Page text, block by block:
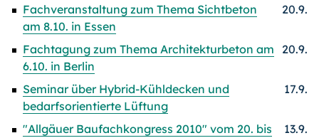
Fachveranstaltung zum Thema Sichtbeton
am 8.10. in Essen
20.9.
Fachtagung zum Thema Architekturbeton am
6.10. in Berlin
20.9.
Seminar über Hybrid-Kühldecken und
bedarfsorientierte Lüftung
17.9.
"Allgäuer Baufachkongress 2010" vom 20. bis
13.9.